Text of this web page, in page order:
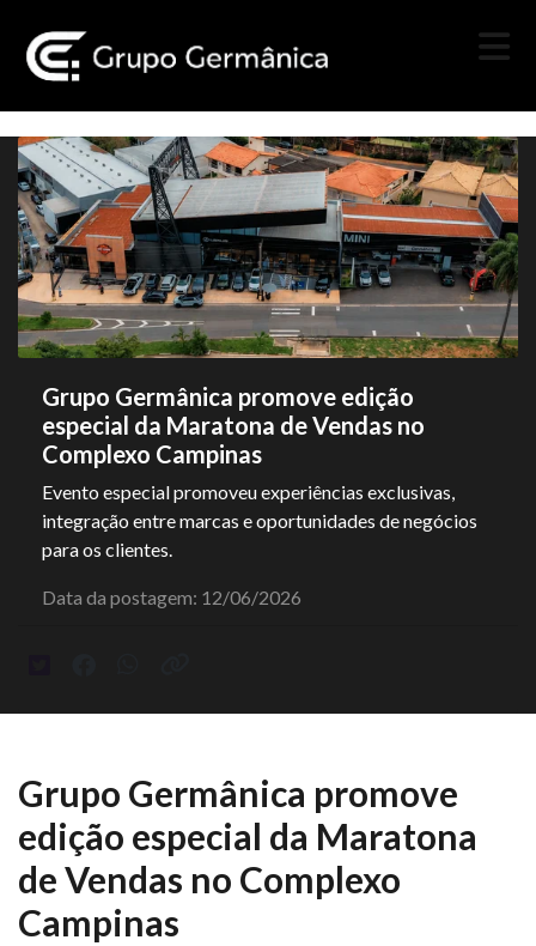
Grupo Germânica promove edição
especial da Maratona de Vendas no
Complexo Campinas
Evento especial promoveu experiências exclusivas,
integração entre marcas e oportunidades de negócios
para os clientes.
Data da postagem: 12/06/2026
Grupo Germânica promove
edição especial da Maratona
de Vendas no Complexo
Campinas